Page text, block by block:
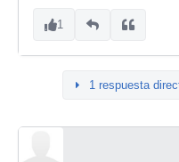
1
1 respuesta